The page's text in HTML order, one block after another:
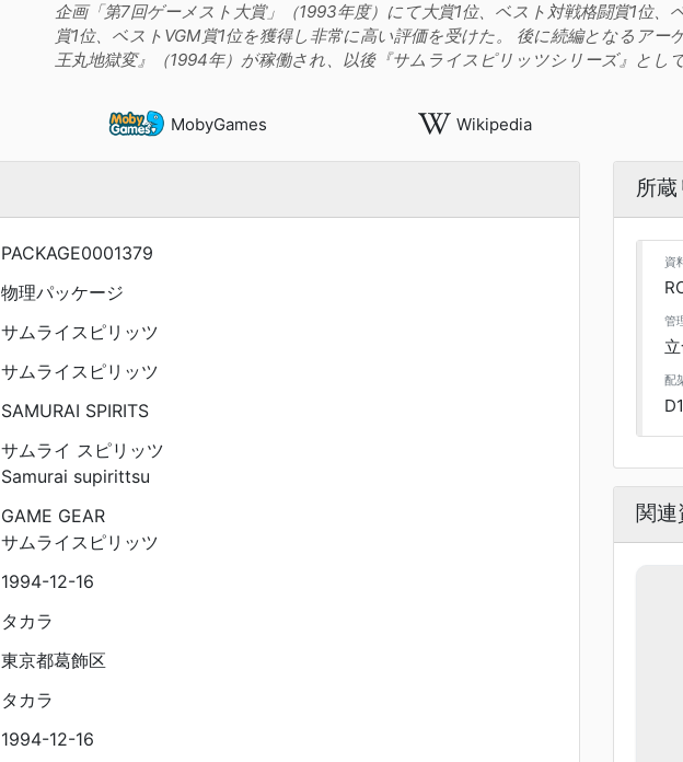
企画「第7回ゲーメスト大賞」（1993年度）にて大賞1位、ベスト対戦格闘賞1位
賞1位、ベストVGM賞1位を獲得し非常に高い評価を受けた。 後に続編となるアー
王丸地獄変』（1994年）が稼働され、以後『サムライスピリッツシリーズ』とし
MobyGames Wikipedia
PACKAGE0001379
物理パッケージ
サムライスピリッツ
サムライスピリッツ
SAMURAI SPIRITS
サムライ スピリッツ
Samurai supirittsu
GAME GEAR
サムライスピリッツ
1994-12-16
タカラ
東京都葛飾区
タカラ
1994-12-16
所蔵
資
管
配
関連